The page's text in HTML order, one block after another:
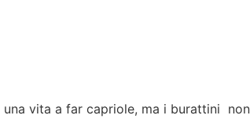
vita a far capriole, ma i burattini